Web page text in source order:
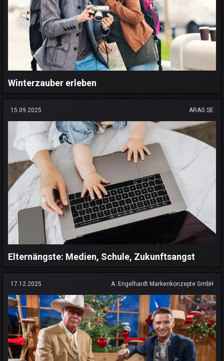
Winterzauber erleben
15.09.2025 ARAG SE
Elternängste: Medien, Schule, Zukunftsangst
17.12.2025 A. Engelhardt Markenkonzepte GmbH